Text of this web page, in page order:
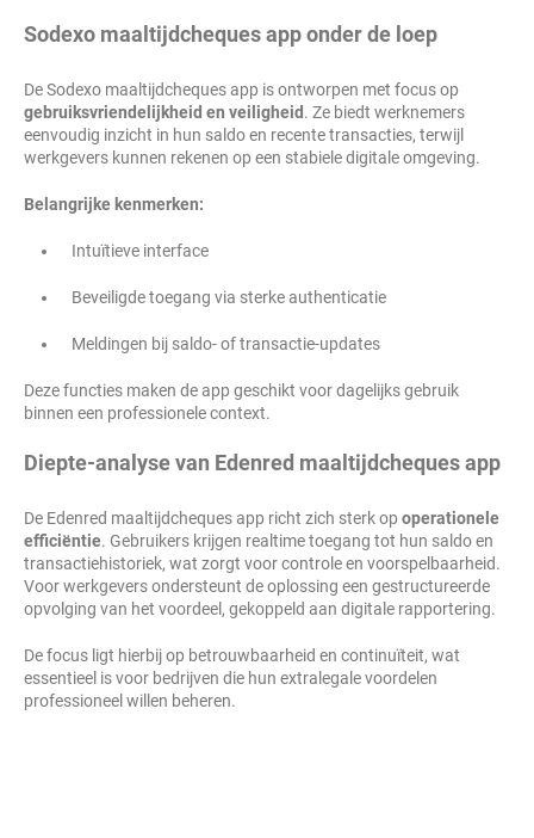
Sodexo maaltijdcheques app onder de loep
De Sodexo maaltijdcheques app is ontworpen met focus op
gebruiksvriendelijkheid en veiligheid. Ze biedt werknemers
eenvoudig inzicht in hun saldo en recente transacties, terwijl
werkgevers kunnen rekenen op een stabiele digitale omgeving.
Belangrijke kenmerken:
Intuïtieve interface
Beveiligde toegang via sterke authenticatie
Meldingen bij saldo- of transactie-updates
Deze functies maken de app geschikt voor dagelijks gebruik
binnen een professionele context.
Diepte-analyse van Edenred maaltijdcheques app
De Edenred maaltijdcheques app richt zich sterk op operationele
efficiëntie. Gebruikers krijgen realtime toegang tot hun saldo en
transactiehistoriek, wat zorgt voor controle en voorspelbaarheid.
Voor werkgevers ondersteunt de oplossing een gestructureerde
opvolging van het voordeel, gekoppeld aan digitale rapportering.
De focus ligt hierbij op betrouwbaarheid en continuïteit, wat
essentieel is voor bedrijven die hun extralegale voordelen
professioneel willen beheren.